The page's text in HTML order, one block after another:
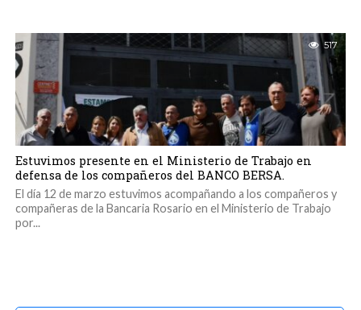
517
Estuvimos presente en el Ministerio de Trabajo en
defensa de los compañeros del BANCO BERSA.
El día 12 de marzo estuvimos acompañando a los compañeros y
compañeras de la Bancaria Rosario en el Ministerio de Trabajo
por...